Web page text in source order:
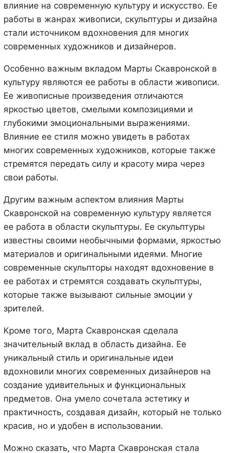
влияние на современную культуру и искусство. Ее
работы в жанрах живописи, скульптуры и дизайна
стали источником вдохновения для многих
современных художников и дизайнеров.
Особенно важным вкладом Марты Скавронской в
культуру являются ее работы в области живописи.
Ее живописные произведения отличаются
яркостью цветов, смелыми композициями и
глубокими эмоциональными выражениями.
Влияние ее стиля можно увидеть в работах
многих современных художников, которые также
стремятся передать силу и красоту мира через
свои работы.
Другим важным аспектом влияния Марты
Скавронской на современную культуру является
ее работа в области скульптуры. Ее скульптуры
известны своими необычными формами, яркостью
материалов и оригинальными идеями. Многие
современные скульпторы находят вдохновение в
ее работах и стремятся создавать скульптуры,
которые также вызывают сильные эмоции у
зрителей.
Кроме того, Марта Скавронская сделала
значительный вклад в область дизайна. Ее
уникальный стиль и оригинальные идеи
вдохновили многих современных дизайнеров на
создание удивительных и функциональных
предметов. Она умело сочетала эстетику и
практичность, создавая дизайн, который не только
красив, но и удобен в использовании.
Можно сказать, что Марта Скавронская стала